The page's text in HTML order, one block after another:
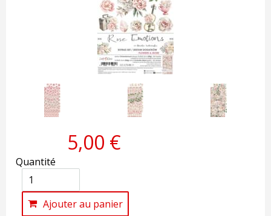
5,00 €
Quantité
Ajouter au panier